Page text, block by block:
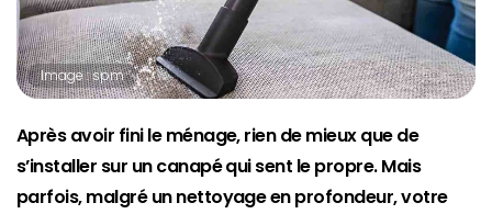
Image : spm
Après avoir fini le ménage, rien de mieux que de
s’installer sur un canapé qui sent le propre. Mais
parfois, malgré un nettoyage en profondeur, votre